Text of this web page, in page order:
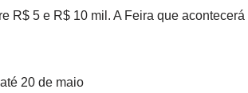
R$ 5 e R$ 10 mil. A Feira que acontecerá
20 de maio